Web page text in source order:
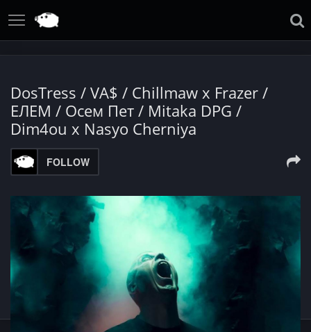
DosTress / VA$ / Chillmaw x Frazer /
ЕЛЕМ / Осем Пет / Mitaka DPG /
Dim4ou x Nasyo Cherniya
FOLLOW